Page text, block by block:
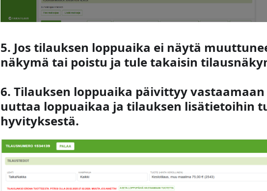
5. Jos tilauksen loppuaika ei näytä
näkymä tai poistu ja tule takaisin
6. Tilauksen loppuaika päivittyy
uuttaa loppuaikaa ja tilauksen lisätietoihin
hyvityksestä.